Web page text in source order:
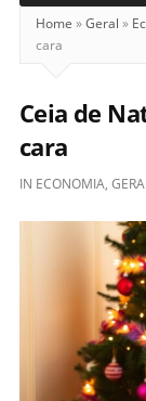
Home »Geral »
cara
Ceia de
cara
IN ECONOMIA,